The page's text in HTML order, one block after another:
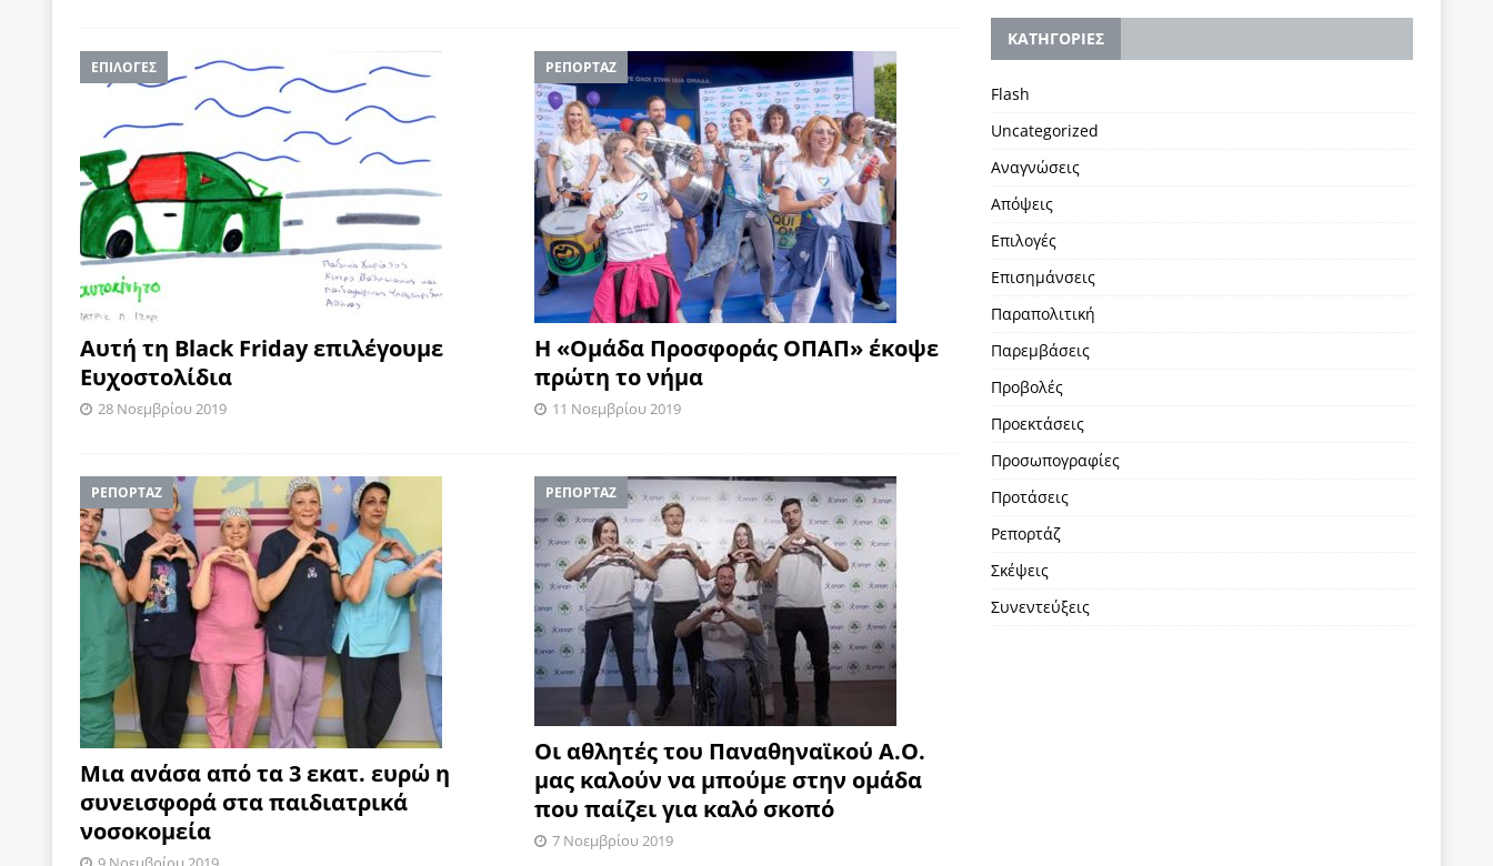
ΕΠΙΛΟΓΕΣ
Αυτή τη Black Friday επιλέγουμε
Ευχοστολίδια
28 Νοεμβρίου 2019
ΡΕΠΟΡΤΑΖ
Η «Ομάδα Προσφοράς ΟΠΑΠ» έκοψε
πρώτη το νήμα
11 Νοεμβρίου 2019
ΡΕΠΟΡΤΑΖ
Μια ανάσα από τα 3 εκατ. ευρώ η
συνεισφορά στα παιδιατρικά
νοσοκομεία
ΡΕΠΟΡΤΑΖ
Οι αθλητές του Παναθηναϊκού Α.Ο.
μας καλούν να μπούμε στην ομάδα
που παίζει για καλό σκοπό
7 Νοεμβρίου 2019
KΑΤΗΓΟΡΙΕΣ
Flash
Uncategorized
Αναγνώσεις
Απόψεις
Επιλογές
Επισημάνσεις
Παραπολιτική
Παρεμβάσεις
Προβολές
Προεκτάσεις
Προσωπογραφίες
Προτάσεις
Ρεπορτάζ
Σκέψεις
Συνεντεύξεις